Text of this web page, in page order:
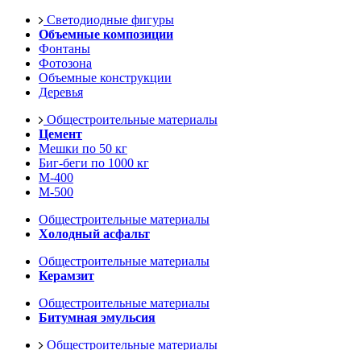
Светодиодные фигуры
Объемные композиции
Фонтаны
Фотозона
Объемные конструкции
Деревья
Общестроительные материалы
Цемент
Мешки по 50 кг
Биг-беги по 1000 кг
М-400
М-500
Общестроительные материалы
Холодный асфальт
Общестроительные материалы
Керамзит
Общестроительные материалы
Битумная эмульсия
Общестроительные материалы